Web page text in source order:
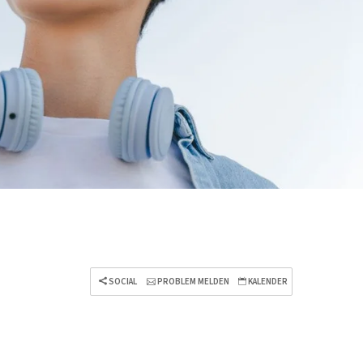
SOCIAL PROBLEM MELDEN KALENDER